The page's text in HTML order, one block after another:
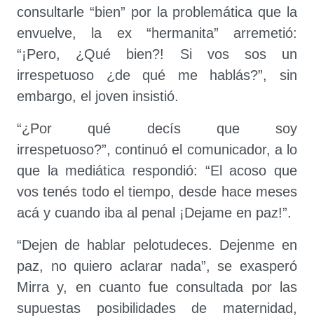
consultarle “bien” por la problemática que la
envuelve, la ex “hermanita” arremetió:
“¡Pero, ¿Qué bien?! Si vos sos un
irrespetuoso ¿de qué me hablás?”, sin
embargo, el joven insistió.
“¿Por qué decís que soy
irrespetuoso?”, continuó el comunicador, a lo
que la mediática respondió: “El acoso que
vos tenés todo el tiempo, desde hace meses
acá y cuando iba al penal ¡Dejame en paz!”.
“Dejen de hablar pelotudeces. Dejenme en
paz, no quiero aclarar nada”, se exasperó
Mirra y, en cuanto fue consultada por las
supuestas posibilidades de maternidad,